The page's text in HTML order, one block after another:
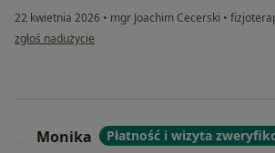
22 kwietnia 2026 • mgr Joachim Cecerski •
w opinii użytkownika Julia
zgłoś nadużycie
Monika Płatność i wizyta